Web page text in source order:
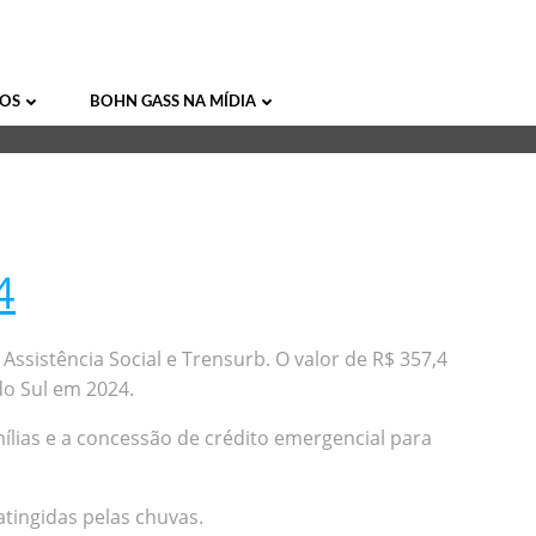
BOHN GASS NA MÍDIA
viraram
Social e Trensurb. O valor de R$ 357,4
Sul em 2024.
e a concessão de crédito emergencial para
pelas chuvas.